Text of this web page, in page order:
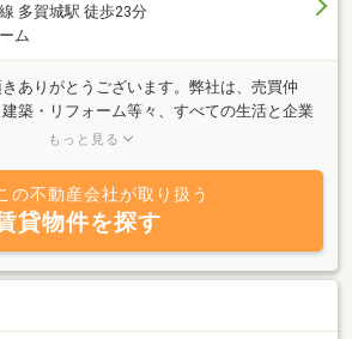
多賀城駅 徒歩23分
ム
ありがとうございます。弊社は、売買仲
築・リフォーム等々、すべての生活と企業
をトータルサポート致します。事務所、飲
等、事業用から、アパート、マンション、
ご案内させて頂きます。又、空家対策で注
みかえ支援」、「相続、税務」などの資産
、土地の調査・分析をもとに、最適な土地
ート・マンション・商業ビルなどの経営を
「謙虚にして驕らず・感謝と思いやり」を
もっと見る
の不動産会社が取り扱う
貸物件を探す